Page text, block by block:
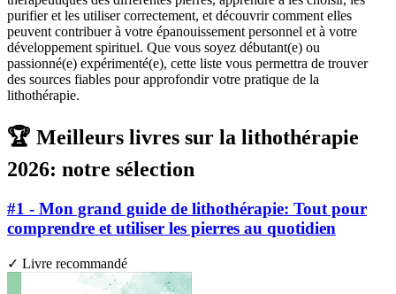
purifier et les utiliser correctement, et découvrir comment elles
peuvent contribuer à votre épanouissement personnel et à votre
développement spirituel. Que vous soyez débutant(e) ou
passionné(e) expérimenté(e), cette liste vous permettra de trouver
des sources fiables pour approfondir votre pratique de la
lithothérapie.
🏆 Meilleurs livres sur la lithothérapie
2026: notre sélection
#1 - Mon grand guide de lithothérapie: Tout pour
comprendre et utiliser les pierres au quotidien
✓ Livre recommandé